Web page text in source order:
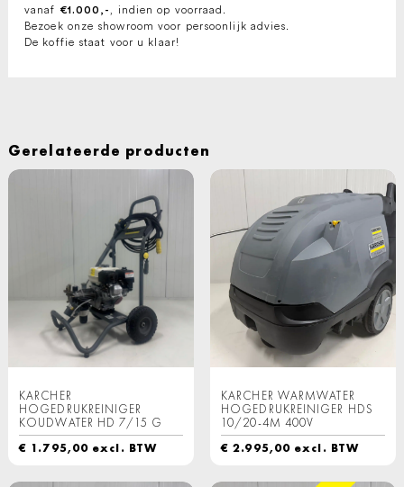
vanaf €1.000,- , indien op voorraad.
Bezoek onze showroom voor persoonlijk advies.
De koffie staat voor u klaar!
Gerelateerde producten
KARCHER
HOGEDRUKREINIGER
KOUDWATER HD 7/15 G
€ 1.795,00 excl. BTW
KARCHER WARMWATER
HOGEDRUKREINIGER HDS
10/20-4M 400V
€ 2.995,00 excl. BTW